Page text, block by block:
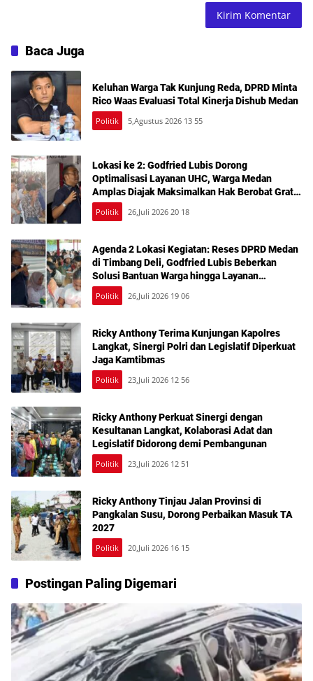
Baca Juga
Keluhan Warga Tak Kunjung Reda, DPRD Minta
Rico Waas Evaluasi Total Kinerja Dishub Medan
Politik 5,Agustus 2026 13 55
Lokasi ke 2: Godfried Lubis Dorong
Optimalisasi Layanan UHC, Warga Medan
Amplas Diajak Maksimalkan Hak Berobat Gratis
Bermodal KTP
Politik 26,Juli 2026 20 18
Agenda 2 Lokasi Kegiatan: Reses DPRD Medan
di Timbang Deli, Godfried Lubis Beberkan
Solusi Bantuan Warga hingga Layanan
Kesehatan Gratis
Politik 26,Juli 2026 19 06
Ricky Anthony Terima Kunjungan Kapolres
Langkat, Sinergi Polri dan Legislatif Diperkuat
Jaga Kamtibmas
Politik 23,Juli 2026 12 56
Ricky Anthony Perkuat Sinergi dengan
Kesultanan Langkat, Kolaborasi Adat dan
Legislatif Didorong demi Pembangunan
Politik 23,Juli 2026 12 51
Ricky Anthony Tinjau Jalan Provinsi di
Pangkalan Susu, Dorong Perbaikan Masuk TA
2027
Politik 20,Juli 2026 16 15
Postingan Paling Digemari